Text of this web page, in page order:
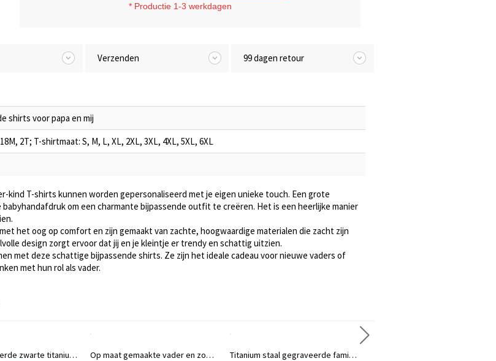
* Productie 1-3 werkdagen
Verzenden 99 dagen retour
shirts voor papa en mij
2T; T-shirtmaat: S, M, L, XL, 2XL, 3XL, 4XL, 5XL, 6XL
kind T-shirts kunnen worden gepersonaliseerd met je eigen unieke touch. Een grote
om een charmante bijpassende outfit te creëren. Het is een heerlijke manier
het oog op comfort en zijn gemaakt van zachte, hoogwaardige materialen die zacht zijn
design zorgt ervoor dat jij en je kleintje er trendy en schattig uitzien.
met deze schattige bijpassende shirts. Ze zijn het ideale cadeau voor nieuwe vaders of
met hun rol als vader.
Fotogegraveerde zwarte titanium stalen dog tag ketting Op maat gemaakte vader en zoon zilveren hart ketting, cadeau voor vrouw/moeder/haar/geliefde Titanium staal gegraveerde familie foto ketting voor vaders